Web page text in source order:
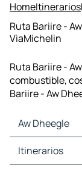
HomeItinerarios
Ruta Bariire -
ViaMichelin
Ruta Bariire -
combustible,
Bariire - Aw
Aw Dheegle
Aw Dheegle
Aw Dheegle
Itinerarios